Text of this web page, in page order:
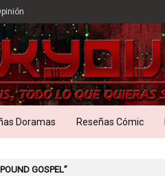
Doramas Reseñas Cómic
GOSPEL